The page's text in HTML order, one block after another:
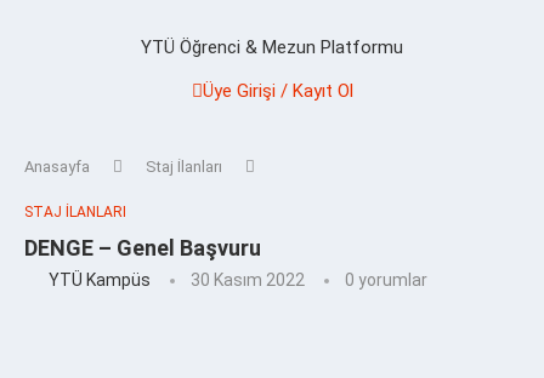
YTÜ Öğrenci & Mezun Platformu
Üye Girişi / Kayıt Ol
Anasayfa Staj İlanları
STAJ İLANLARI
DENGE – Genel Başvuru
YTÜ Kampüs 30 Kasım 2022 0 yorumlar